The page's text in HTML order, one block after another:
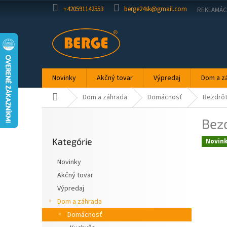
+420591142553 berge24sk@gmail.com
Novinky Akčný tovar Výpredaj Dom a
DomovDom a záhrada Domácnosť
kategórie
Kategórie
Novinky
Akčný tovar
Výpredaj
Dom a záhrada
Domácnosť